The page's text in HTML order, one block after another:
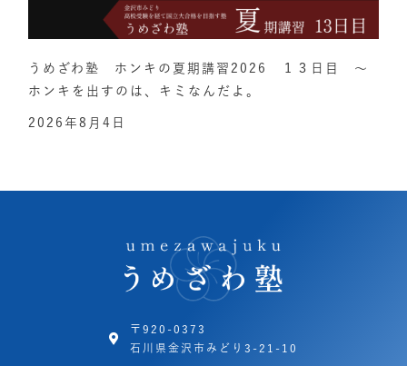
うめざわ塾 ホンキの夏期講習2026 １３日目 ～
ホンキを出すのは、キミなんだよ。
2026年8月4日
〒920-0373
石川県金沢市みどり3-21-10